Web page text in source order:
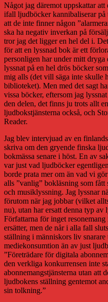
Något jag däremot uppskattar
ifall ljudböcker kannibaliserar
att de inte finner någon
ska ha negativ inverkan på
tror jag det ligger en hel del i.
för att en lyssnad bok är ett
personligen har under mitt
lyssnat på en hel drös böcker
mig alls (det vill säga inte skulle
biblioteket). Men med det sagt
vissa böcker, eftersom jag
den delen, det finns ju trots allt
ljudbokstjänsterna också, och
Reader.
Jag blev intervjuad av en
skriva om den gryende finska
bokmässa senare i höst. En av
var just vad ljudböcker
borde prata mer om än vad vi
alls ”vanlig” bokläsning som fått
och musiklyssning. Jag lyssnar
förutom när jag jobbar (vilket
nu), utan har ersatt denna typ av
Författarna för inget
ersätter, men de når i alla fall
ställning i människors liv snarare
mediekonsumtion än av just
”Företrädare för digitala
den verkliga konkurrensen inte
abonnemangstjänsterna utan att
ljudbokens ställning gentemot
sin tolkning.”